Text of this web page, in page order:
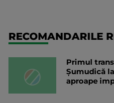
RECOMANDARILE
Primul
Șumudică
aproape